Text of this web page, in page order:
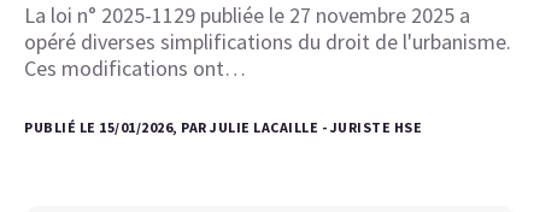
La loi n° 2025-1129 publiée le 27 novembre 2025 a
opéré diverses simplifications du droit de l'urbanisme.
Ces modifications ont…
PUBLIÉ LE 15/01/2026, PAR JULIE LACAILLE - JURISTE HSE